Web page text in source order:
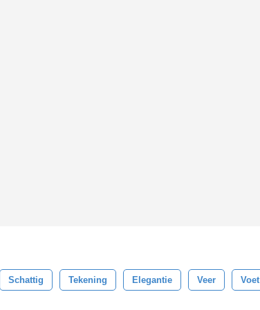
Schattig Tekening Elegantie Veer Voet